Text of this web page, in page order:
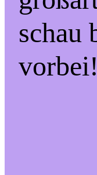
schau
vorbei!